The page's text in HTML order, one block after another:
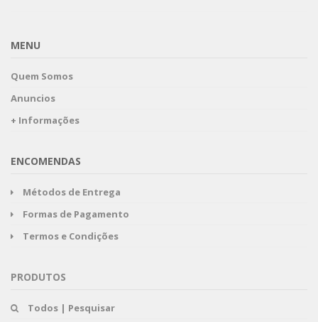
MENU
Quem Somos
Anuncios
+ Informações
ENCOMENDAS
Métodos de Entrega
Formas de Pagamento
Termos e Condições
PRODUTOS
Todos | Pesquisar